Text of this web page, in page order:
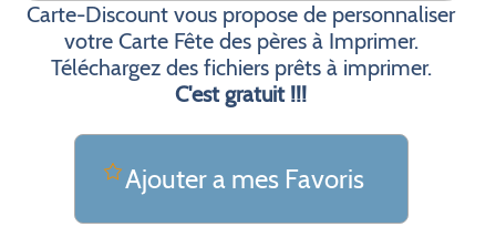
Carte-Discount vous propose de personnaliser
votre Carte Fête des pères à Imprimer.
Téléchargez des fichiers prêts à imprimer.
C'est gratuit !!!
Ajouter a mes Favoris